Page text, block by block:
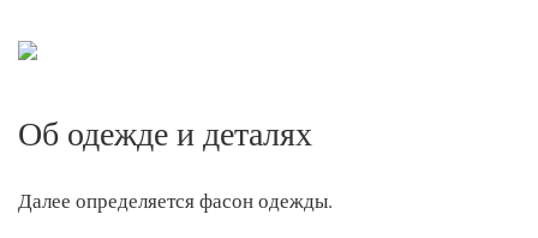
Об одежде и деталях
Далее определяется фасон одежды.